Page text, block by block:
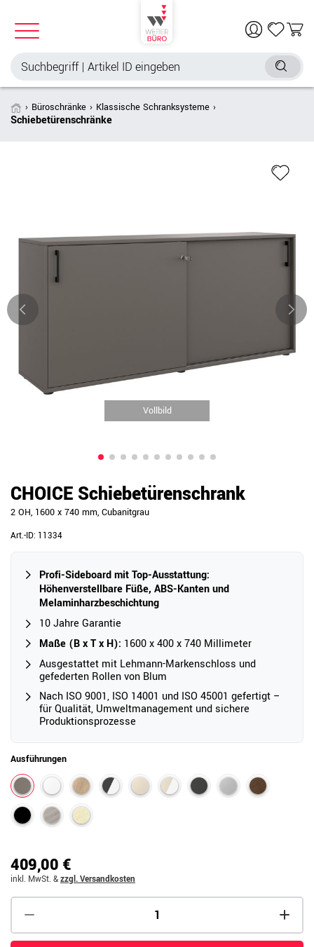
Büroschränke Klassische Schranksysteme
Schiebetürenschränke
Vollbild
CHOICE Schiebetürenschrank
2 OH, 1600 x 740 mm, Cubanitgrau
Art.-ID: 11334
Profi-Sideboard mit Top-Ausstattung:
Höhenverstellbare Füße, ABS-Kanten und
Melaminharzbeschichtung
10 Jahre Garantie
Maße (B x T x H): 1600 x 400 x 740 Millimeter
Ausgestattet mit Lehmann-Markenschloss und
gefederten Rollen von Blum
Nach ISO 9001, ISO 14001 und ISO 45001 gefertigt –
für Qualität, Umweltmanagement und sichere
Produktionsprozesse
Ausführungen
409,00 €
inkl. MwSt. &zzgl. Versandkosten